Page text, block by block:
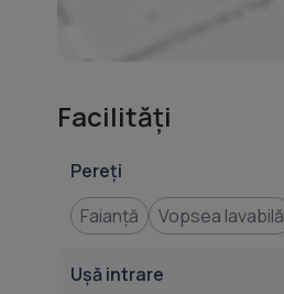
Facilități
Pereți
Faianță
Vopsea lavabilă
Ușă intrare